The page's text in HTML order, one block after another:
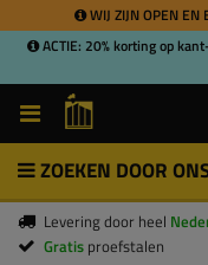
WIJ ZIJN OPEN EN
ACTIE: 20% korting op
ZOEKEN DOOR
Levering door heel
Gratis proefstalen